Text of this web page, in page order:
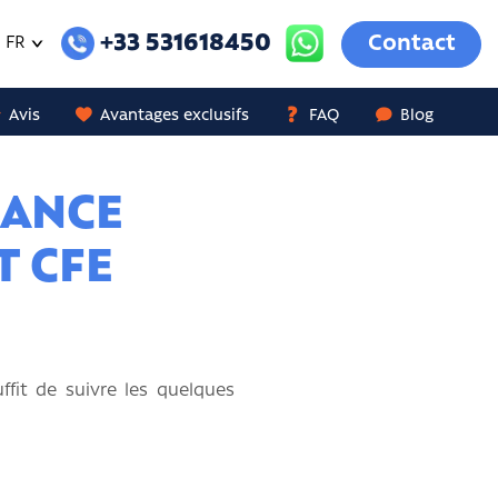
FR +33 531618450 Contact
Avis Avantages exclusifs FAQ Blog
CFE
de suivre les quelques